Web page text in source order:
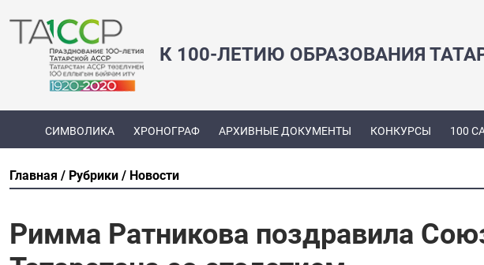
К 100-ЛЕТИЮ ОБРАЗОВАНИЯ
СИМВОЛИКА ХРОНОГРАФ АРХИВНЫЕ ДОКУМЕНТЫ КОНКУРСЫ 100
Главная Рубрики Новости
Римма Ратникова поздравила